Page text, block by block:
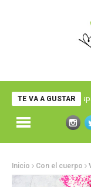
TE VA A GUSTAR
Haz lo
Inicio Con el cuerpo